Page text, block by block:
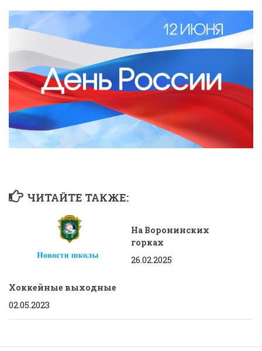
ЧИТАЙТЕ ТАКЖЕ:
Хоккейные выходные
02.05.2023
На Воронинских
горках
26.02.2025